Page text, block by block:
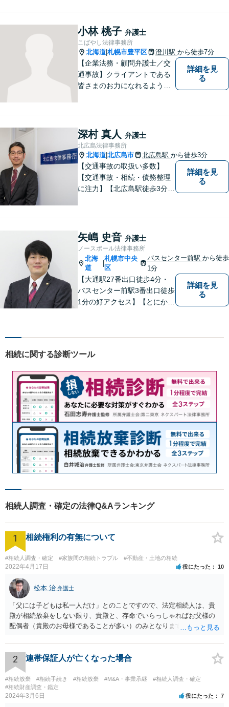
気軽にお問い合わせ下さい。
小林 桃子 弁護士
こばやし法律事務所
北海道 札幌市豊平区 澄川駅 から徒歩7分
【企業法務・顧問弁護士／交
通事故】クライアントである
皆さまのお力になれるよう全
詳細を見
る
深村 真人 弁護士
北広島法律事務所
北海道 北広島市 北広島駅 から徒歩3分
【交通事故の取扱い多数】
【交通事故・相続・債務整理
に注力】【北広島駅徒歩3分】
続、交通事故、労働、企業法
務など、多岐に渡る分野に精
通しています。どうぞお気軽
にご連絡ください。
詳細を見
る
矢嶋 史音 弁護士
ノースポール法律事務所
北海
道
札幌市中央
区
バスセンター前駅 から徒歩
1分
【大通駅27番出口徒歩4分・
バスセンター前駅3番出口徒歩
1分の好アクセス】【とにかく
決することもよくあります】
者にとってベストな解決方法
を一緒に考えていきます。
詳細を見
る
相続に関する診断ツール
相続人調査・確定の法律Q&Aランキング
1 相続権利の有無について
#相続人調査・確定 #家族間の相続トラブル #不動産・土地の相続
2022年4月17日 役にたった 10
松本 治 弁護士
「父には子どもは私一人だけ」とのことですので、法定相続人は、貴
殿が相続放棄をしない限り、貴殿と、存命でいらっしゃればお父様の
配偶者（貴殿のお母様であることが多い）のみとなります。遺言がな
2 連帯保証人が亡くなった場合
#相続放棄 #相続手続き #相続放棄 #M&A・事業承継
#相続人調査・確定
#相続財産調査・鑑定
2024年3月6日 役にたった 7